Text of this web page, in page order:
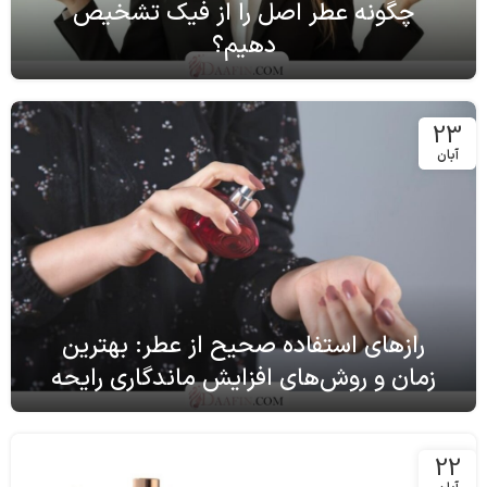
چگونه عطر اصل را از فیک تشخیص
دهیم؟
23
آبان
رازهای استفاده صحیح از عطر: بهترین
زمان و روش‌های افزایش ماندگاری رایحه
22